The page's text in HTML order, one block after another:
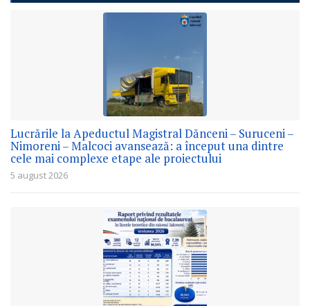
Lucrările la Apeductul Magistral Dănceni – Suruceni –
Nimoreni – Malcoci avansează: a început una dintre
cele mai complexe etape ale proiectului
5 august 2026